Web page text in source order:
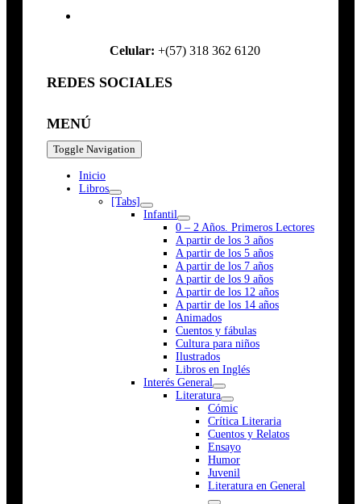
Celular: +(57) 318 362 6120
REDES SOCIALES
MENÚ
Toggle Navigation
Inicio
Libros
[Tabs]
Infantil
0 – 2 Años. Primeros Lectores
A partir de los 3 años
A partir de los 5 años
A partir de los 7 años
A partir de los 9 años
A partir de los 12 años
A partir de los 14 años
Animados
Cuentos y fábulas
Cultura para niños
Ilustrados
Libros en Inglés
Interés General
Literatura
Cómic
Crítica Literaria
Cuentos y Relatos
Ensayo
Humor
Juvenil
Literatura en General